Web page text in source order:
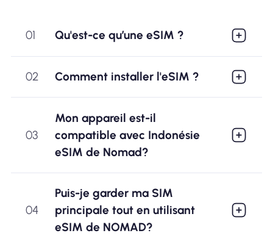
01 Qu'est-ce qu’une eSIM ?
02 Comment installer l'eSIM ?
03
Mon appareil est-il
compatible avec Indonésie
eSIM de Nomad?
04
Puis-je garder ma SIM
principale tout en utilisant
eSIM de NOMAD?